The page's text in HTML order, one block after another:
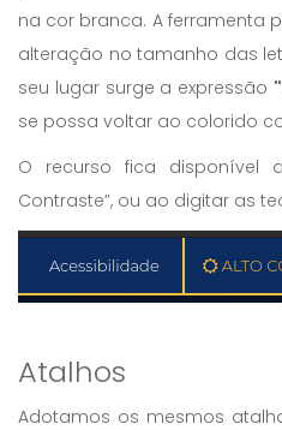
na cor branca. A ferramenta
alteração no tamanho das
seu lugar surge a expressão
se possa voltar ao colorido
O recurso fica disponível
Contraste”, ou ao digitar as
Atalhos
Adotamos os mesmos